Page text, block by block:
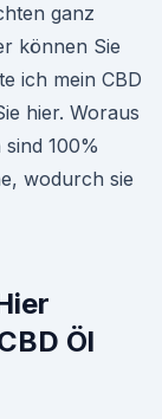
ganz
können Sie
ich mein CBD
hier. Woraus
100%
wodurch sie
Öl